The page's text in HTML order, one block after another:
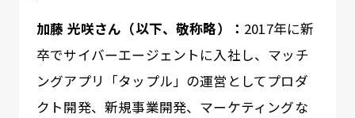
加藤 光咲さん（以下、敬称略）： 2017年に新
卒でサイバーエージェントに入社し、マッチ
ングアプリ「タップル」の運営としてプロダ
クト開発、新規事業開発、マーケティングな